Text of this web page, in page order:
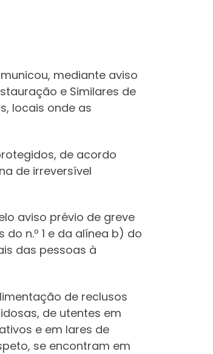
mediante aviso
e Similares de
locais onde as
de acordo
de irreversível
aviso prévio de greve
n.º 1 e da alínea b) do
das pessoas à
de reclusos
de utentes em
e em lares de
se encontram em